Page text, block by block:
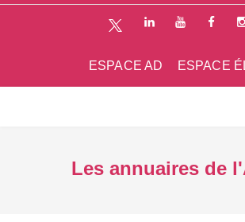
ESPACE
ESPACE AD
Les annuaires de